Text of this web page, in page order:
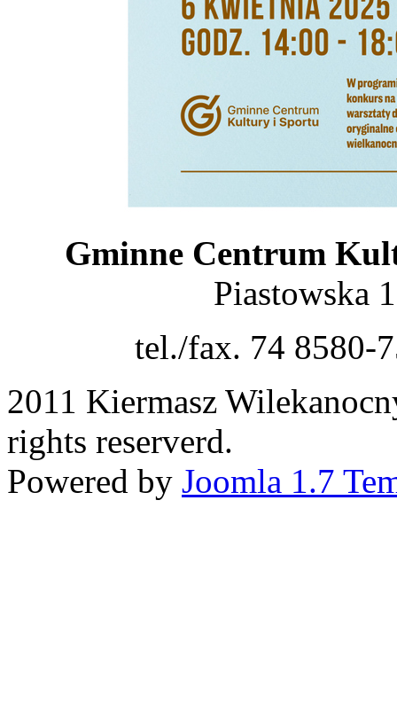
Gminne Centrum
Piastowska
tel./fax. 74 8580-
2011 Kiermasz
rights reserverd.
Powered by Joomla 1.7